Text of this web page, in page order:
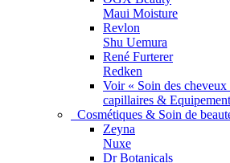
Maui Moisture
Revlon
Shu Uemura
René Furterer
Redken
Voir « Soin des
capillaires &
Cosmétiques & Soin de
Zeyna
Nuxe
Dr Botanicals